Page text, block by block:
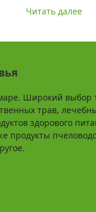
Читать далее
Широкий выбор
трав,
здорового
продукты